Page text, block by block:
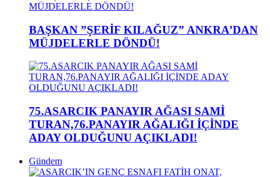
BAŞKAN ”ŞERİF KILAĞUZ” ANKRA’DAN
MÜJDELERLE DÖNDÜ!
75.ASARCIK PANAYIR AĞASI SAMİ
TURAN,76.PANAYIR AĞALIĞI İÇİNDE
ADAY OLDUĞUNU AÇIKLADI!
Gündem